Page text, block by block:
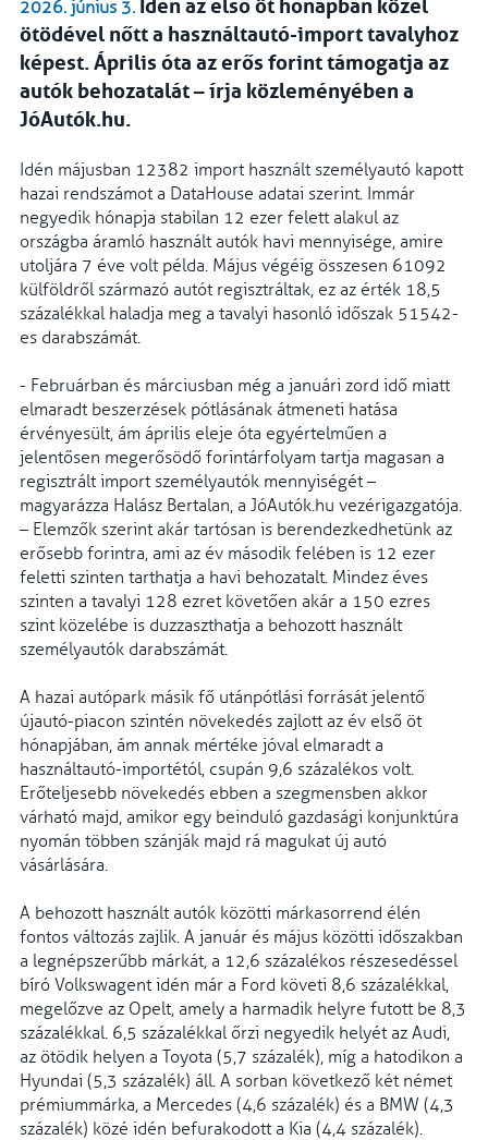
2026. június 3. Idén az első öt hónapban közel
ötödével nőtt a használtautó-import tavalyhoz
képest. Április óta az erős forint támogatja az
autók behozatalát – írja közleményében a
JóAutók.hu.
Idén májusban 12382 import használt személyautó kapott
hazai rendszámot a DataHouse adatai szerint. Immár
negyedik hónapja stabilan 12 ezer felett alakul az
országba áramló használt autók havi mennyisége, amire
utoljára 7 éve volt példa. Május végéig összesen 61092
külföldről származó autót regisztráltak, ez az érték 18,5
százalékkal haladja meg a tavalyi hasonló időszak 51542-
es darabszámát.
- Februárban és márciusban még a januári zord idő miatt
elmaradt beszerzések pótlásának átmeneti hatása
érvényesült, ám április eleje óta egyértelműen a
jelentősen megerősödő forintárfolyam tartja magasan a
regisztrált import személyautók mennyiségét –
magyarázza Halász Bertalan, a JóAutók.hu vezérigazgatója.
– Elemzők szerint akár tartósan is berendezkedhetünk az
erősebb forintra, ami az év második felében is 12 ezer
feletti szinten tarthatja a havi behozatalt. Mindez éves
szinten a tavalyi 128 ezret követően akár a 150 ezres
szint közelébe is duzzaszthatja a behozott használt
személyautók darabszámát.
A hazai autópark másik fő utánpótlási forrását jelentő
újautó-piacon szintén növekedés zajlott az év első öt
hónapjában, ám annak mértéke jóval elmaradt a
használtautó-importétól, csupán 9,6 százalékos volt.
Erőteljesebb növekedés ebben a szegmensben akkor
várható majd, amikor egy beinduló gazdasági konjunktúra
nyomán többen szánják majd rá magukat új autó
vásárlására.
A behozott használt autók közötti márkasorrend élén
fontos változás zajlik. A január és május közötti időszakban
a legnépszerűbb márkát, a 12,6 százalékos részesedéssel
bíró Volkswagent idén már a Ford követi 8,6 százalékkal,
megelőzve az Opelt, amely a harmadik helyre futott be 8,3
százalékkal. 6,5 százalékkal őrzi negyedik helyét az Audi,
az ötödik helyen a Toyota (5,7 százalék), míg a hatodikon a
Hyundai (5,3 százalék) áll. A sorban következő két német
prémiummárka, a Mercedes (4,6 százalék) és a BMW (4,3
százalék) közé idén befurakodott a Kia (4,4 százalék).